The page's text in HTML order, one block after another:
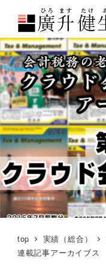
top 実績（総合）
連載記事アーカイブス